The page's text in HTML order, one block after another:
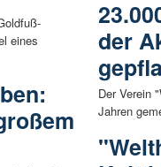
eines
der
Der Verein
Jahren